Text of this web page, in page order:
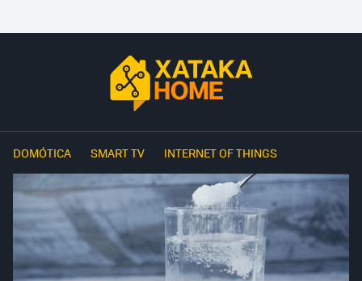
DOMÓTICA SMART TV INTERNET OF THINGS